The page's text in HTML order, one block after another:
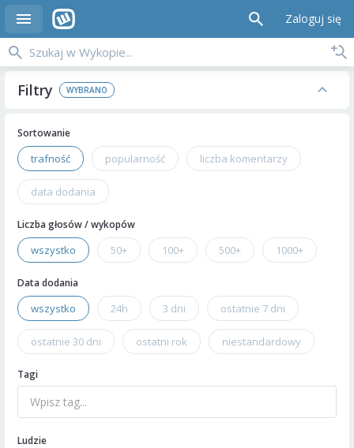
Zaloguj się
Filtry
Sortowanie
trafność popularność liczba komentarzy
data dodania
Liczba głosów / wykopów
wszystko 50+ 100+ 500+ 1000+
Data dodania
wszystko 24h 3 dni ostatnie 7 dni
ostatnie 30 dni ostatni rok niestandardowy
Tagi
Ludzie